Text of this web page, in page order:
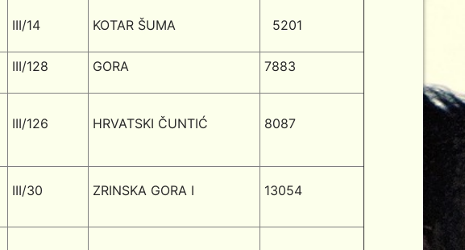
III/14
KOTAR ŠUMA
5201
III/128 GORA 7883
III/126 HRVATSKI ČUNTIĆ 8087
III/30 ZRINSKA GORA I 13054